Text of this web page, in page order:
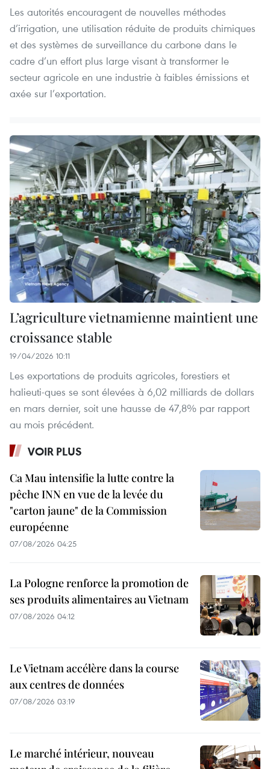
Les autorités encouragent de nouvelles méthodes
d’irrigation, une utilisation réduite de produits chimiques
et des systèmes de surveillance du carbone dans le
cadre d’un effort plus large visant à transformer le
secteur agricole en une industrie à faibles émissions et
axée sur l’exportation.
L’agriculture vietnamienne maintient une
croissance stable
19/04/2026 10:11
Les exportations de produits agricoles, forestiers et
halieuti-ques se sont élevées à 6,02 milliards de dollars
en mars dernier, soit une hausse de 47,8% par rapport
au mois précédent.
VOIR PLUS
Ca Mau intensifie la lutte contre la
pêche INN en vue de la levée du
"carton jaune" de la Commission
européenne
07/08/2026 04:25
La Pologne renforce la promotion de
ses produits alimentaires au Vietnam
07/08/2026 04:12
Le Vietnam accélère dans la course
aux centres de données
07/08/2026 03:19
Le marché intérieur, nouveau